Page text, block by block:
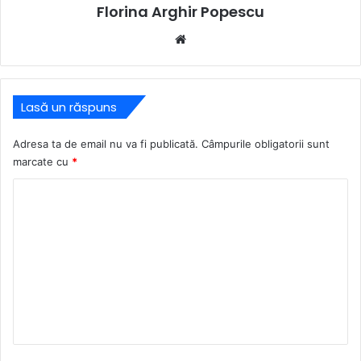
Florina Arghir Popescu
Lasă un răspuns
Adresa ta de email nu va fi publicată. Câmpurile obligatorii sunt
marcate cu *